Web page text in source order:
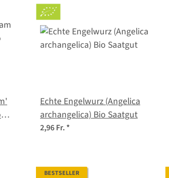
Echte Engelwurz (Angelica
archangelica) Bio Saatgut
2,96 Fr.*
BESTSELLER